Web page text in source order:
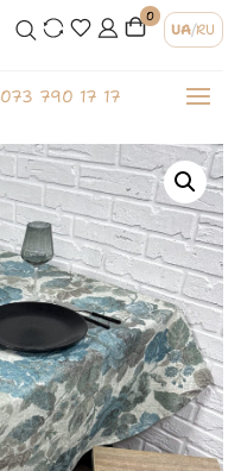
0
UA/RU
073 790 17 17